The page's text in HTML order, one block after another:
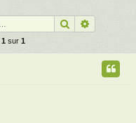
Rechercher
1 sur 1